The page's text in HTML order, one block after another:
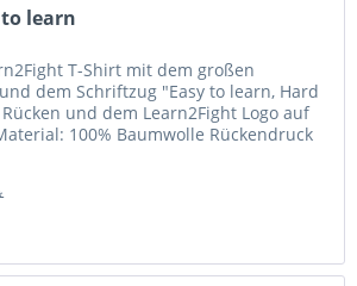
to learn
T-Shirt mit dem großen
dem Schriftzug "Easy to learn, Hard
und dem Learn2Fight Logo auf
100% Baumwolle Rückendruck